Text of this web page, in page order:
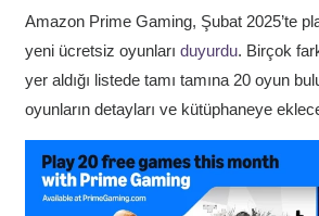
Amazon Prime Gaming, Şubat 2025’te
yeni ücretsiz oyunları duyurdu. Birçok
yer aldığı listede tamı tamına 20 oyun
oyunların detayları ve kütüphaneye